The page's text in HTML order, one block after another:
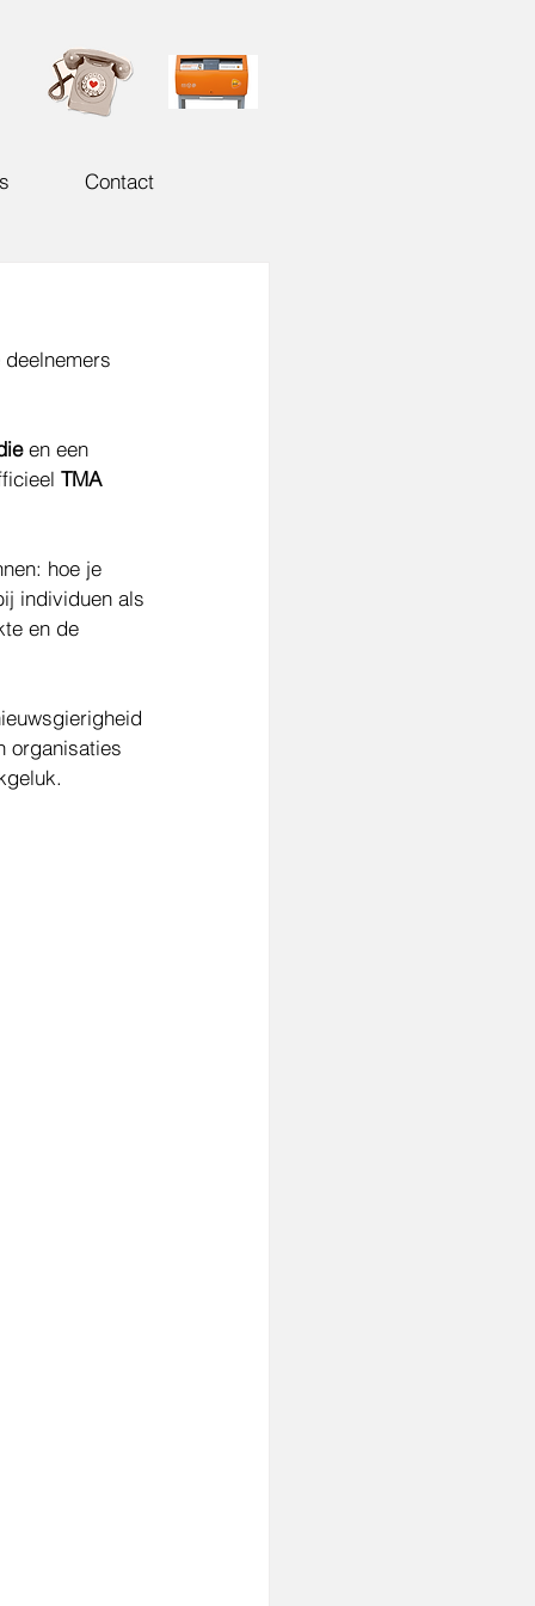
Contact
en een
TMA
hoe je
individuen als
en de
organisaties